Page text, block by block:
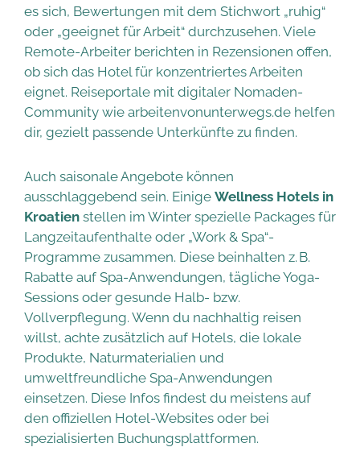
es sich, Bewertungen mit dem Stichwort „ruhig“
oder „geeignet für Arbeit“ durchzusehen. Viele
Remote-Arbeiter berichten in Rezensionen offen,
ob sich das Hotel für konzentriertes Arbeiten
eignet. Reiseportale mit digitaler Nomaden-
Community wie arbeitenvonunterwegs.de helfen
dir, gezielt passende Unterkünfte zu finden.
Auch saisonale Angebote können
ausschlaggebend sein. Einige Wellness Hotels in
Kroatien stellen im Winter spezielle Packages für
Langzeitaufenthalte oder „Work & Spa“-
Programme zusammen. Diese beinhalten z. B.
Rabatte auf Spa-Anwendungen, tägliche Yoga-
Sessions oder gesunde Halb- bzw.
Vollverpflegung. Wenn du nachhaltig reisen
willst, achte zusätzlich auf Hotels, die lokale
Produkte, Naturmaterialien und
umweltfreundliche Spa-Anwendungen
einsetzen. Diese Infos findest du meistens auf
den offiziellen Hotel-Websites oder bei
spezialisierten Buchungsplattformen.